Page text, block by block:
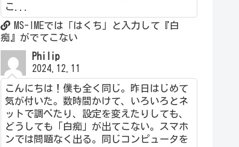
こ...
MS-IMEでは「はくち」と入力して『白
痴』がでてこない
Philip
2024.12.11
こんにちは！僕も全く同じ。昨日はじめて
気が付いた。数時間かけて、いろいろとネ
ットで調べたり、設定を変えたりしても、
どうしても「白痴」が出てこない。スマホ
ンでは問題なく出る。同じコンピュータを